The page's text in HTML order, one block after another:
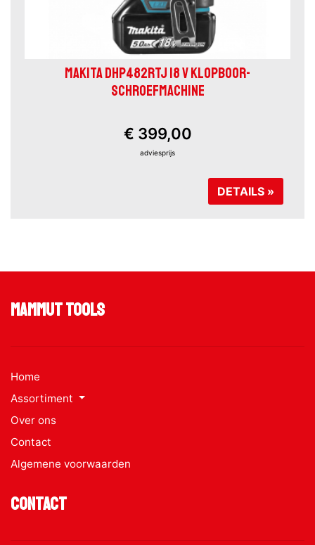
MAKITA DHP482RTJ 18 V KLOPBOOR-
SCHROEFMACHINE
€ 399,00
adviesprijs
DETAILS »
Mammut Tools
Home
Assortiment
Over ons
Contact
Algemene voorwaarden
Contact